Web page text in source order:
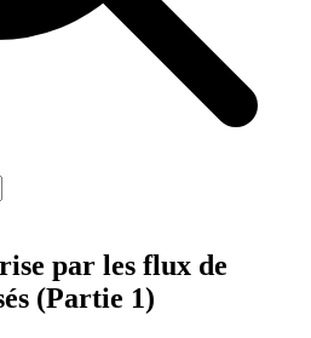
par les flux de
(Partie 1)